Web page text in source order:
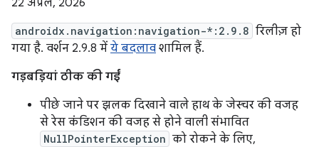
22 अप्रैल, 2026
androidx.navigation:navigation-*:2.9.8 रिलीज़ हो
गया है. वर्शन 2.9.8 में ये बदलाव शामिल हैं.
गड़बड़ियां ठीक की गईं
पीछे जाने पर झलक दिखाने वाले हाथ के जेस्चर की वजह
से रेस कंडिशन की वजह से होने वाली संभावित
NullPointerException को रोकने के लिए,